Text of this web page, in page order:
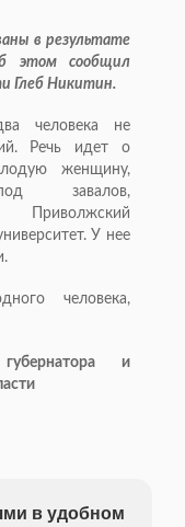
в результате
этом сообщил
Глеб Никитин.
человека не
Речь идет о
женщину,
завалов,
У нее
человека,
и
в удобном